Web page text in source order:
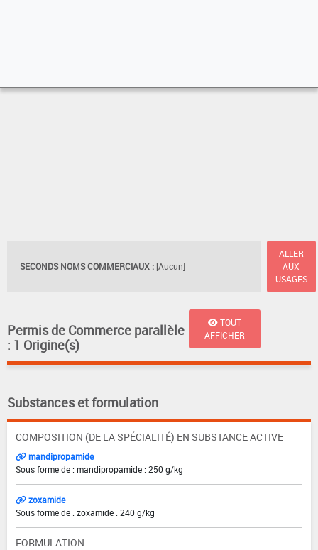
SECONDS NOMS COMMERCIAUX : [Aucun]
ALLER
AUX
USAGES
Permis de Commerce parallèle
: 1 Origine(s)
TOUT
AFFICHER
Substances et formulation
COMPOSITION (DE LA SPÉCIALITÉ) EN SUBSTANCE ACTIVE
mandipropamide
Sous forme de : mandipropamide : 250 g/kg
zoxamide
Sous forme de : zoxamide : 240 g/kg
FORMULATION